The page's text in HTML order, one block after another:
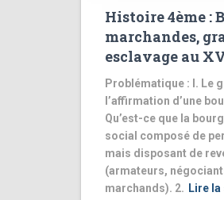
Histoire 4ème :
marchandes,
esclavage au
Problématique : I. Le
l’affirmation d’une
Qu’est-ce que la
social composé de
mais disposant de
(armateurs,
marchands). 2. Lire